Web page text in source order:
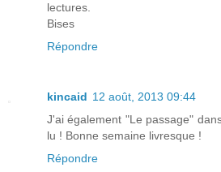
lectures.
Bises
Répondre
kincaid 12 août, 2013 09:44
J'ai également "Le passage"
lu ! Bonne semaine livresque !
Répondre